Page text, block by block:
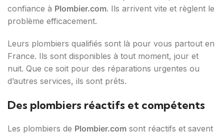
confiance à Plombier.com. Ils arrivent vite et règlent le
problème efficacement.
Leurs plombiers qualifiés sont là pour vous partout en
France. Ils sont disponibles à tout moment, jour et
nuit. Que ce soit pour des réparations urgentes ou
d’autres services, ils sont prêts.
Des plombiers réactifs et compétents
Les plombiers de Plombier.com sont réactifs et savent